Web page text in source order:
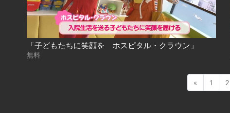
「子どもたちに笑顔を ホスピタル・クラウン」
無料
« 1 2